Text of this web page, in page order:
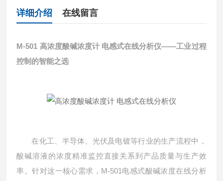
详细介绍 在线留言
M-501 高浓度酸碱浓度计 电感式在线分析仪——工业过程
控制的智能之选
在化工、半导体、光伏及电镀等行业的生产流程中，
酸碱溶液的浓度精准监控直接关系到产品质量与生产效
率。针对这一核心需求，M-501电感式酸碱浓度在线分析